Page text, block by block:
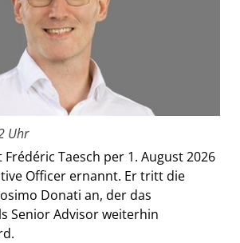
Uhr
Taesch per 1. August 2026
Officer ernannt. Er tritt die
Donati an, der das
Senior Advisor weiterhin